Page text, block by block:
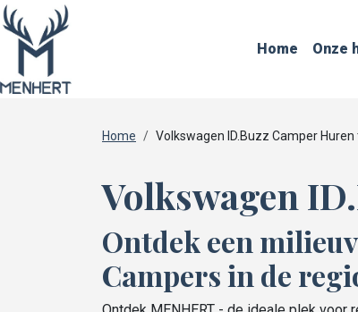
Home Onze
Home Volkswagen ID.Buzz Camper
Volkswagen
Ontdek een
Campers in de